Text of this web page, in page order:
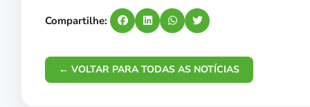
Compartilhe:
← VOLTAR PARA TODAS AS NOTÍCIAS